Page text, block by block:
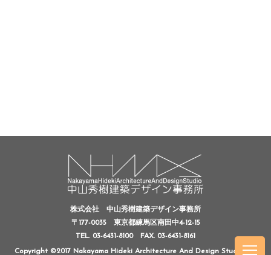
株式会社 中山秀樹建築デザイン事務所
〒177-0035 東京都練馬区南田中4-12-15
TEL. 03-6431-8100
FAX. 03-6431-8161
Copyright ©2017 Nakayama Hideki Architecture And Design Studio, All